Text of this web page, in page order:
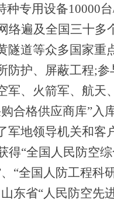
种专用设备10000台
络遍及全国三十多
隧道等众多国家重
防护、屏蔽工程;参
军、火箭军、航天
合格供应商库”入
军地领导机关和客
得“全国人民防空
、 “全国人防工程科
东省“人民防空先